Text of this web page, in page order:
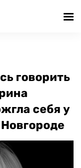
говорить
себя у